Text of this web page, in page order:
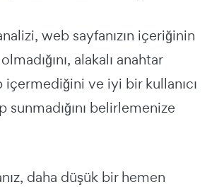
web sayfanızın içeriğinin
alakalı anahtar
ve iyi bir kullanıcı
belirlemenize
daha düşük bir hemen